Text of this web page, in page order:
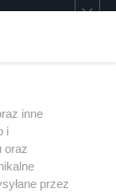
inne
i
oraz
przez